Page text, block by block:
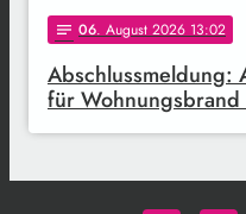
notes 06. August 2026 13:02
Abschlussmeldung:
für Wohnungsbrand